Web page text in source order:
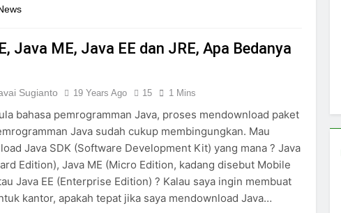
Java ME, Java EE dan JRE, Apa Bedanya
Sugianto 19 Years Ago 15 1 Mins
bahasa pemrogramman Java, proses mendownload paket
Java sudah cukup membingungkan. Mau
Java SDK (Software Development Kit) yang mana ? Java
Edition), Java ME (Micro Edition, kadang disebut Mobile
Java EE (Enterprise Edition) ? Kalau saya ingin membuat
kantor, apakah tepat jika saya mendownload Java…